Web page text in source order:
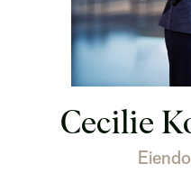
Cecilie